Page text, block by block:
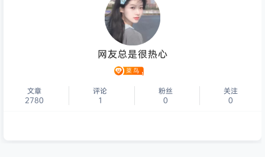
个人主页
网友总是很热心
文章
2780
评论
1
粉丝
0
关注
0